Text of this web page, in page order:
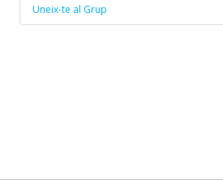
Uneix-te al Grup